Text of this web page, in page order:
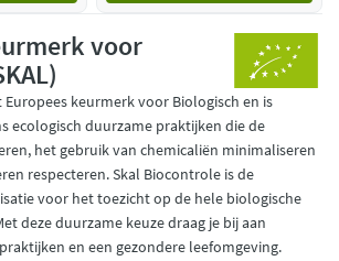
voor
keurmerk voor Biologisch en is
ecologisch duurzame praktijken die de
het gebruik van chemicaliën minimaliseren
respecteren. Skal Biocontrole is de
voor het toezicht op de hele biologische
deze duurzame keuze draag je bij aan
en een gezondere leefomgeving.